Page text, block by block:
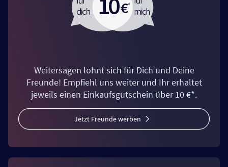
Weitersagen lohnt sich für Dich und Deine
Freunde! Empfiehl uns weiter und Ihr erhaltet
jeweils einen Einkaufsgutschein über 10 €*.
Jetzt Freunde werben